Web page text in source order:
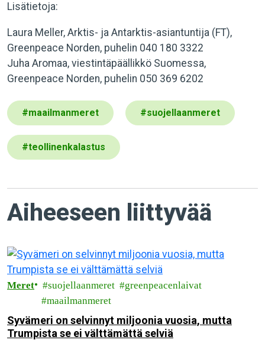
Lisätietoja:
Laura Meller, Arktis- ja Antarktis-asiantuntija (FT),
Greenpeace Norden, puhelin 040 180 3322
Juha Aromaa, viestintäpäällikkö Suomessa,
Greenpeace Norden, puhelin 050 369 6202
#maailmanmeret #suojellaanmeret
#teollinenkalastus
Aiheeseen liittyvää
Meret suojellaanmeret
greenpeacenlaivat
maailmanmeret
Syvämeri on selvinnyt miljoonia vuosia, mutta
Trumpista se ei välttämättä selviä